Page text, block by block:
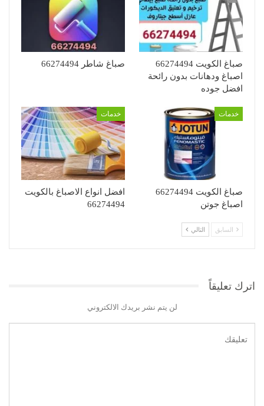
صباغ الكويت 66274494
اصباغ ودهانات بدون رائحة
افضل جوده
صباغ شاطر 66274494
خدمات
صباغ الكويت 66274494
اصباغ جوتن
خدمات
افضل انواع الاصباغ بالكويت
66274494
السابق التالي
اترك تعليقاً
لن يتم نشر بريدك الالكتروني